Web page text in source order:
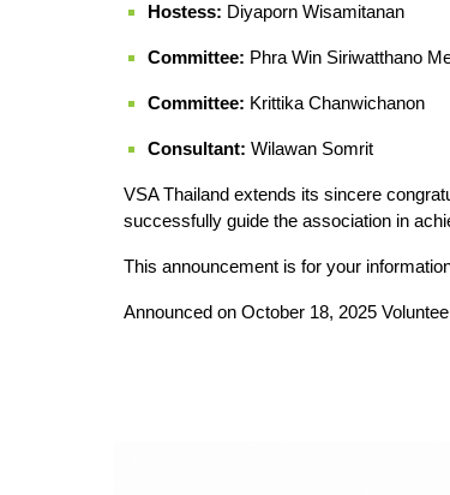
Hostess: Diyaporn Wisamitanan
Committee: Phra Win Siriwatthano
Committee: Krittika Chanwichanon
Consultant: Wilawan Somrit
VSA Thailand extends its sincere
successfully guide the association in
This announcement is for your
Announced on October 18, 2025